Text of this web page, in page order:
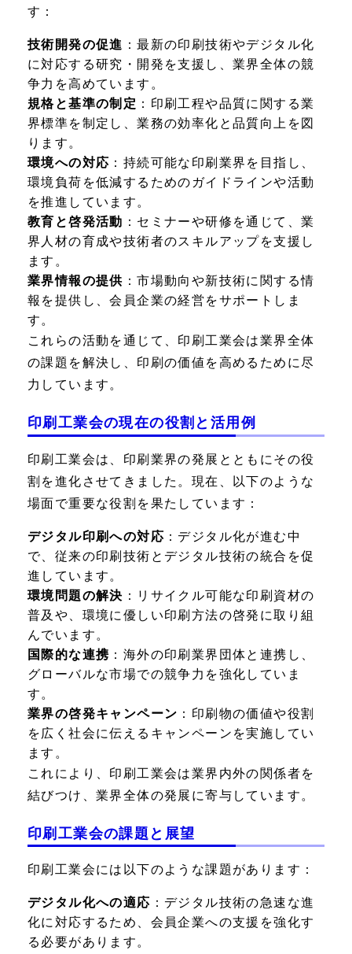
す：
技術開発の促進 ：最新の印刷技術やデジタル化
に対応する研究・開発を支援し、業界全体の競
争力を高めています。
規格と基準の制定 ：印刷工程や品質に関する業
界標準を制定し、業務の効率化と品質向上を図
ります。
環境への対応 ：持続可能な印刷業界を目指し、
環境負荷を低減するためのガイドラインや活動
を推進しています。
教育と啓発活動 ：セミナーや研修を通じて、業
界人材の育成や技術者のスキルアップを支援し
ます。
業界情報の提供 ：市場動向や新技術に関する情
報を提供し、会員企業の経営をサポートしま
す。
これらの活動を通じて、印刷工業会は業界全体
の課題を解決し、印刷の価値を高めるために尽
力しています。
印刷工業会の現在の役割と活用例
印刷工業会は、印刷業界の発展とともにその役
割を進化させてきました。現在、以下のような
場面で重要な役割を果たしています：
デジタル印刷への対応 ：デジタル化が進む中
で、従来の印刷技術とデジタル技術の統合を促
進しています。
環境問題の解決 ：リサイクル可能な印刷資材の
普及や、環境に優しい印刷方法の啓発に取り組
んでいます。
国際的な連携 ：海外の印刷業界団体と連携し、
グローバルな市場での競争力を強化していま
す。
業界の啓発キャンペーン ：印刷物の価値や役割
を広く社会に伝えるキャンペーンを実施してい
ます。
これにより、印刷工業会は業界内外の関係者を
結びつけ、業界全体の発展に寄与しています。
印刷工業会の課題と展望
印刷工業会には以下のような課題があります：
デジタル化への適応 ：デジタル技術の急速な進
化に対応するため、会員企業への支援を強化す
る必要があります。